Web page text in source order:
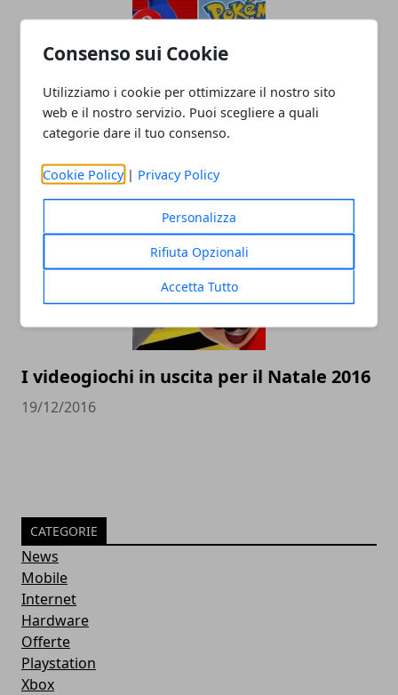
Consenso sui Cookie
Utilizziamo i cookie per ottimizzare il nostro sito
web e il nostro servizio. Puoi scegliere a quali
categorie dare il tuo consenso.
Cookie Policy | Privacy Policy
Personalizza
Rifiuta Opzionali
Accetta Tutto
20/12/2016
I videogiochi in uscita per il Natale 2016
19/12/2016
CATEGORIE
News
Mobile
Internet
Hardware
Offerte
Playstation
Xbox